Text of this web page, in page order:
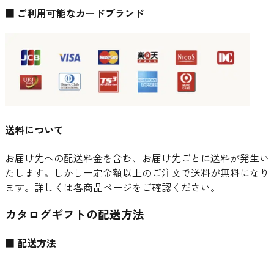
■ ご利用可能なカードブランド
送料について
お届け先への配送料金を含む、お届け先ごとに送料が発生い
たします。しかし一定金額以上のご注文で送料が無料になり
ます。詳しくは各商品ページをご確認ください。
カタログギフトの配送方法
■ 配送方法